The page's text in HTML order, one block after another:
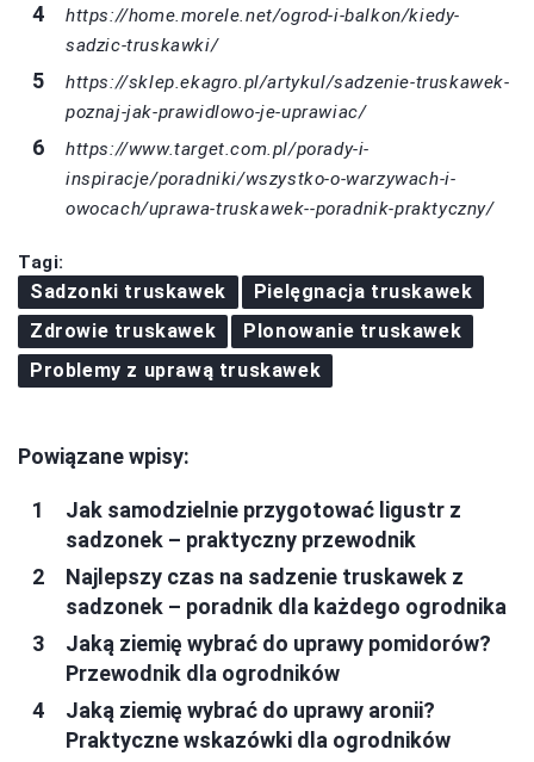
https://home.morele.net/ogrod-i-balkon/kiedy-
sadzic-truskawki/
https://sklep.ekagro.pl/artykul/sadzenie-truskawek-
poznaj-jak-prawidlowo-je-uprawiac/
https://www.target.com.pl/porady-i-
inspiracje/poradniki/wszystko-o-warzywach-i-
owocach/uprawa-truskawek--poradnik-praktyczny/
Tagi:
Sadzonki truskawek
Pielęgnacja truskawek
Zdrowie truskawek
Plonowanie truskawek
Problemy z uprawą truskawek
Powiązane wpisy:
Jak samodzielnie przygotować ligustr z
sadzonek – praktyczny przewodnik
Najlepszy czas na sadzenie truskawek z
sadzonek – poradnik dla każdego ogrodnika
Jaką ziemię wybrać do uprawy pomidorów?
Przewodnik dla ogrodników
Jaką ziemię wybrać do uprawy aronii?
Praktyczne wskazówki dla ogrodników